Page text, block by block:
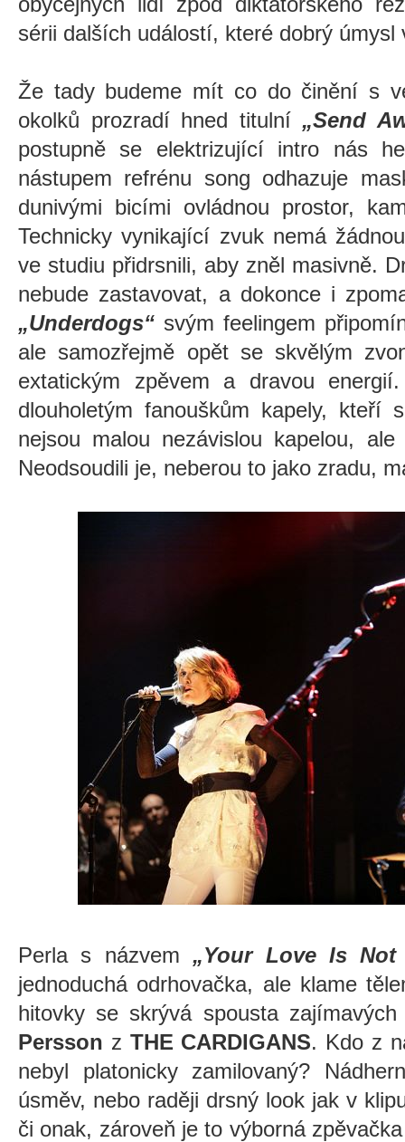
sérii dalších událostí, které dobrý úmysl
Že tady budeme mít co do činění s
okolků prozradí hned titulní „Send
postupně se elektrizující intro nás
nástupem refrénu song odhazuje
dunivými bicími ovládnou prostor,
Technicky vynikající zvuk nemá
ve studiu přidrsnili, aby zněl masivně.
nebude zastavovat, a dokonce i
„Underdogs“ svým feelingem
ale samozřejmě opět se skvělým
extatickým zpěvem a dravou
dlouholetým fanouškům kapely,
nejsou malou nezávislou kapelou,
Neodsoudili je, neberou to jako zradu,
Perla s názvem „Your Love Is Not
jednoduchá odrhovačka, ale klame
hitovky se skrývá spousta
Persson z THE CARDIGANS. Kdo z
nebyl platonicky zamilovaný?
úsměv, nebo raději drsný look jak v
či onak, zároveň je to výborná